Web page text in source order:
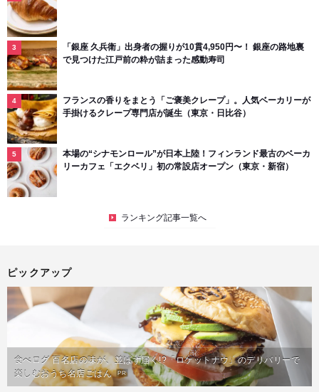
「銀座 久兵衛」出身者の握りが10貫4,950円〜！ 銀座の路地裏
で見つけた江戸前の粋が詰まった感動寿司
フランスの香りをまとう「ご褒美クレープ」。人気ベーカリーが
手掛けるクレープ専門店が誕生（東京・日比谷）
本場の“シナモンロール”が日本上陸！フィンランド最古のベーカ
リーカフェ「エクベリ」初の常設店オープン（東京・新宿）
ランキング記事一覧へ
ピックアップ
食べログ 百名店の味が、並ばず届く!?「ロケットナウ」のデリバリーで
楽しむおうち名店ごはん PR